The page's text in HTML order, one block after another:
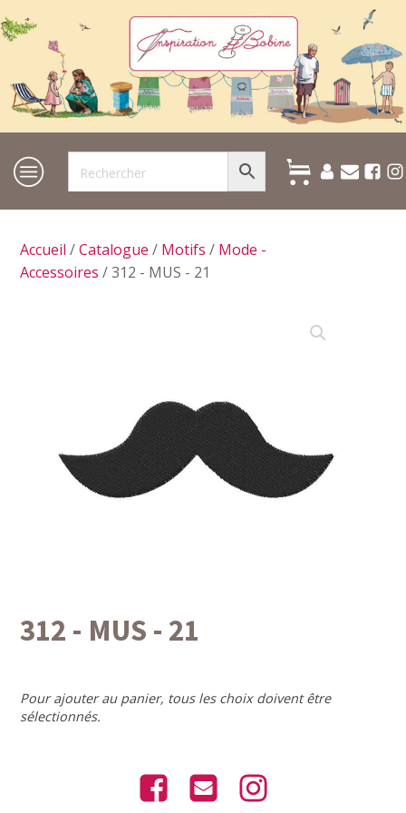
Accueil /Catalogue / Motifs / Mode -
Accessoires / 312 - MUS - 21
312 - MUS - 21
Pour ajouter au panier, tous les choix doivent être
sélectionnés.